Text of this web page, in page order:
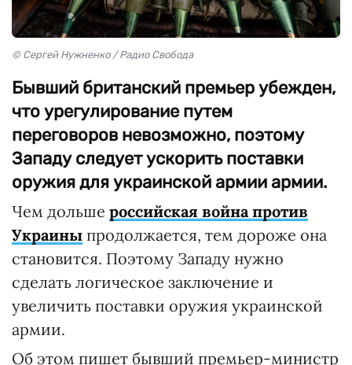
© Сергей Нужненко / Радио Свобода
Бывший британский премьер убежден,
что урегулирование путем
переговоров невозможно, поэтому
Западу следует ускорить поставки
оружия для украинской армии армии.
Чем дольше российская война против
Украины продолжается, тем дороже она
становится. Поэтому Западу нужно
сделать логическое заключение и
увеличить поставки оружия украинской
армии.
Об этом пишет бывший премьер-министр